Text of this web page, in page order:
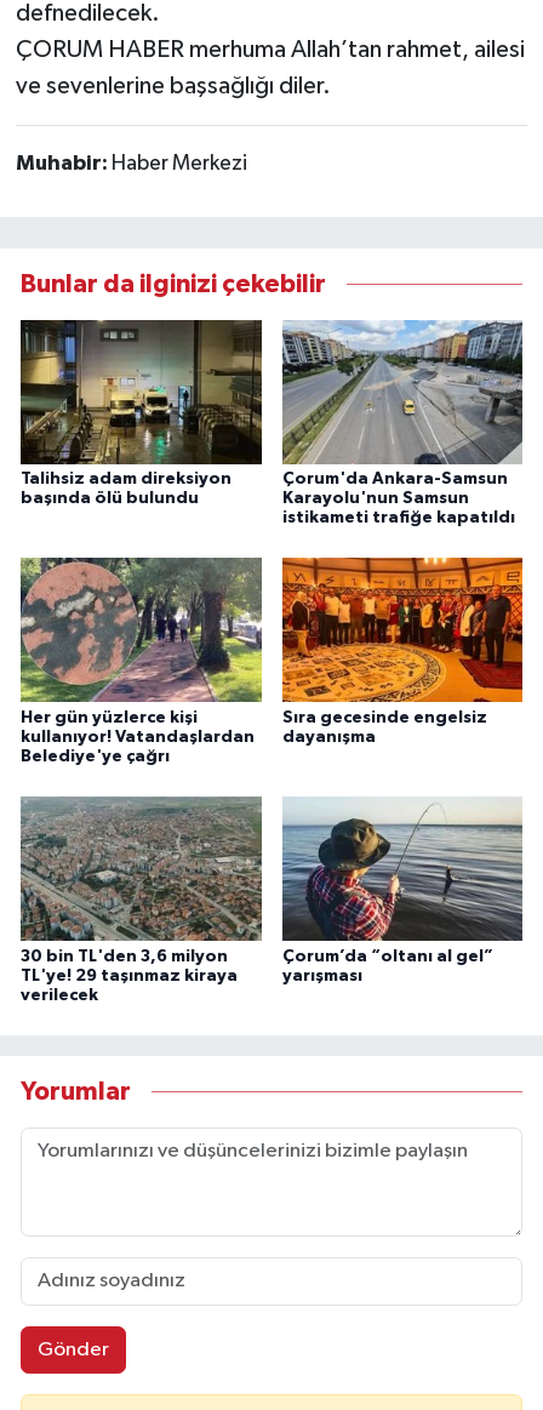
defnedilecek.
ÇORUM HABER merhuma Allah’tan rahmet, ailesi
ve sevenlerine başsağlığı diler.
Muhabir: Haber Merkezi
Bunlar da ilginizi çekebilir
Talihsiz adam direksiyon
başında ölü bulundu
Çorum'da Ankara-Samsun
Karayolu'nun Samsun
istikameti trafiğe kapatıldı
Her gün yüzlerce kişi
kullanıyor! Vatandaşlardan
Belediye'ye çağrı
Sıra gecesinde engelsiz
dayanışma
30 bin TL'den 3,6 milyon
TL'ye! 29 taşınmaz kiraya
verilecek
Çorum’da “oltanı al gel”
yarışması
Yorumlar
Gönder